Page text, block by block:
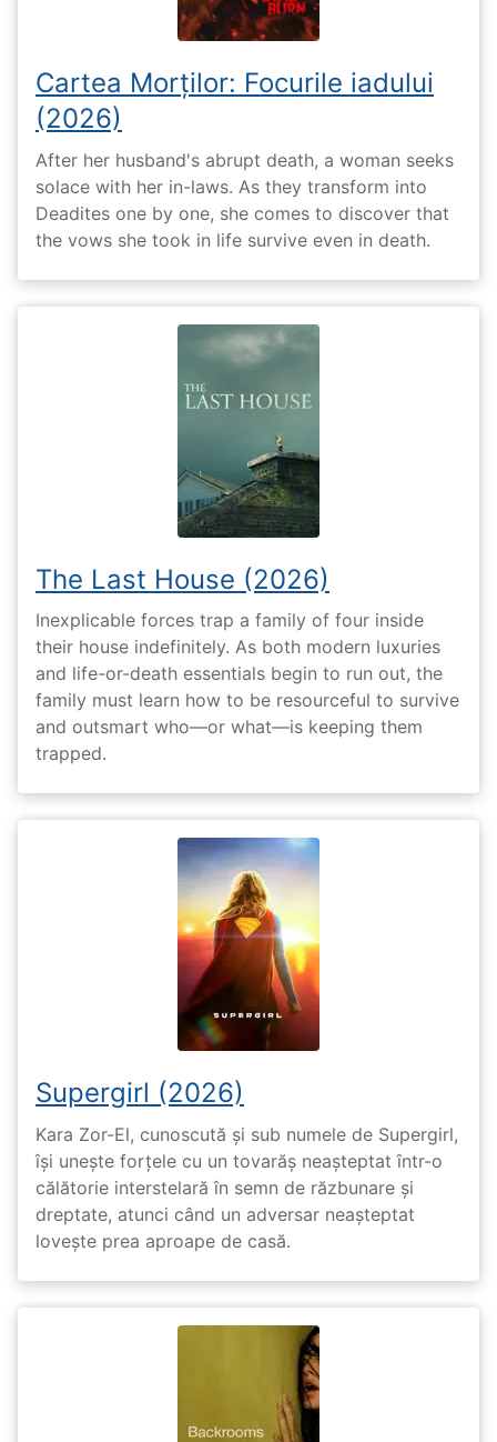
Cartea Morților: Focurile iadului
(2026)
After her husband's abrupt death, a woman seeks
solace with her in-laws. As they transform into
Deadites one by one, she comes to discover that
the vows she took in life survive even in death.
The Last House (2026)
Inexplicable forces trap a family of four inside
their house indefinitely. As both modern luxuries
and life-or-death essentials begin to run out, the
family must learn how to be resourceful to survive
and outsmart who—or what—is keeping them
trapped.
Supergirl (2026)
Kara Zor-El, cunoscută și sub numele de Supergirl,
își unește forțele cu un tovarăș neașteptat într-o
călătorie interstelară în semn de răzbunare și
dreptate, atunci când un adversar neașteptat
lovește prea aproape de casă.